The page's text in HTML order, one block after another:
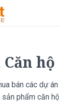
bán các dự
phẩm căn